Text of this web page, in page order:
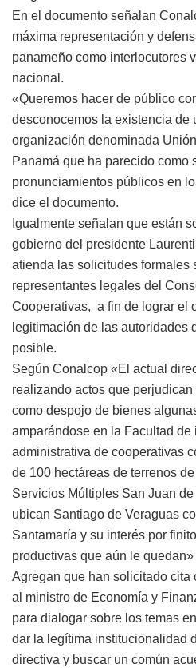
En el documento señalan
máxima representación y
panameño como interlocutores
nacional.
«Queremos hacer de público
desconocemos la existencia de
organización denominada
Panamá que ha parecido como
pronunciamientos públicos en
dice el documento.
Igualmente señalan que están
gobierno del presidente
atienda las solicitudes formales
representantes legales del
Cooperativas, a fin de lograr el
legitimación de las autoridades
posible.
Según Conalcop «El actual
realizando actos que
como despojo de bienes
amparándose en la Facultad de
administrativa de cooperativas
de 100 hectáreas de terrenos
Servicios Múltiples San Juan
ubican Santiago de Veraguas
Santamaría y su interés por
productivas que aún le
Agregan que han solicitado cita
al ministro de Economía y
para dialogar sobre los temas
dar la legítima institucionalidad
directiva y buscar un común